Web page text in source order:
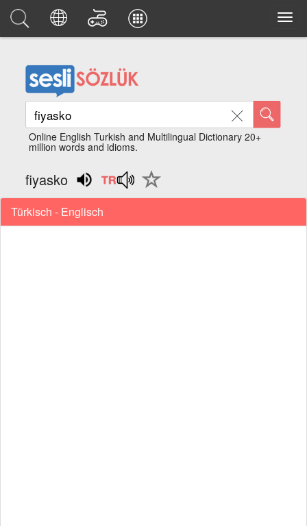
Online English Turkish and Multilingual Dictionary 20+
million words and idioms.
fiyasko
Türkisch - Englisch